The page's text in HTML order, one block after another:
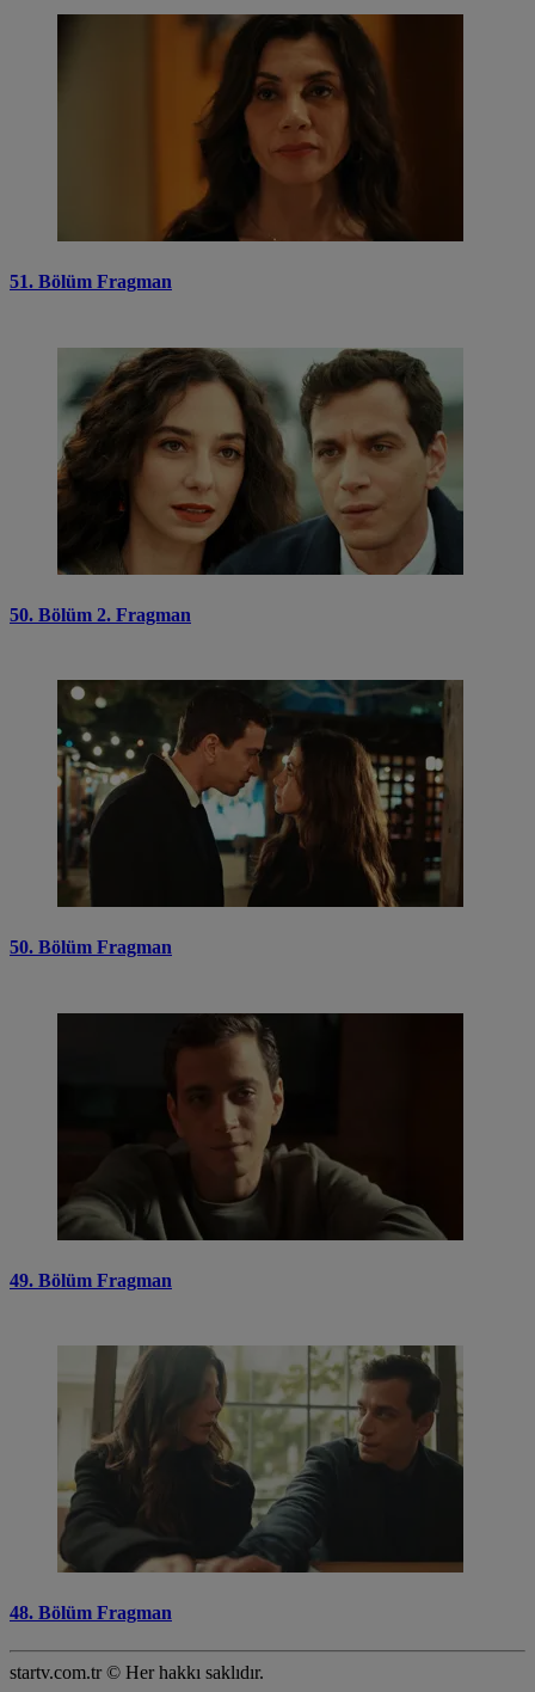
51. Bölüm Fragman
50. Bölüm 2. Fragman
50. Bölüm Fragman
49. Bölüm Fragman
48. Bölüm Fragman
startv.com.tr © Her hakkı saklıdır.